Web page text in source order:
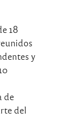
18
y
de
del